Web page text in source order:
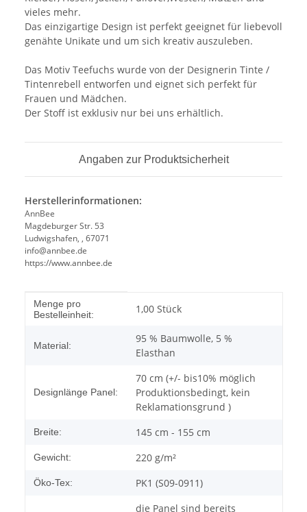
vieles mehr.
Das einzigartige Design ist perfekt geeignet für liebevoll
genähte Unikate und um sich kreativ auszuleben.
Das Motiv Teefuchs wurde von der Designerin Tinte /
Tintenrebell entworfen und eignet sich perfekt für
Frauen und Mädchen.
Der Stoff ist exklusiv nur bei uns erhältlich.
Angaben zur Produktsicherheit
Herstellerinformationen:
AnnBee
Magdeburger Str. 53
Ludwigshafen, , 67071
info@annbee.de
https://www.annbee.de
Produkteigenschaft
Wert
Menge pro
Bestelleinheit:
1,00 Stück
Material:
95 % Baumwolle, 5 %
Elasthan
Designlänge Panel:
70 cm (+/- bis10% möglich
Produktionsbedingt, kein
Reklamationsgrund )
Breite: 145 cm - 155 cm
Gewicht: 220 g/m²
Öko-Tex: PK1 (S09-0911)
die Panel sind bereits